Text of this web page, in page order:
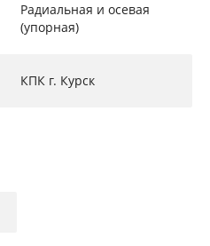
Радиальная и осевая
(упорная)
КПК г. Курск